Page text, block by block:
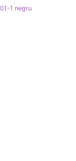
1 negru